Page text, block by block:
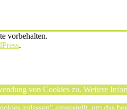
vorbehalten.
.
von Cookies zu. Weitere